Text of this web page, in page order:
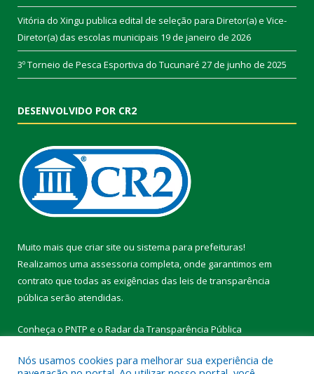
Vitória do Xingu publica edital de seleção para Diretor(a) e Vice-
Diretor(a) das escolas municipais 19 de janeiro de 2026
3º Torneio de Pesca Esportiva do Tucunaré 27 de junho de 2025
DESENVOLVIDO POR CR2
Muito mais que criar site ou sistema para prefeituras!
Realizamos uma assessoria completa, onde garantimos em
contrato que todas as exigências das leis de transparência
pública serão atendidas.
Conheça o PNTP e o Radar da Transparência Pública
Nós usamos cookies para melhorar sua experiência de